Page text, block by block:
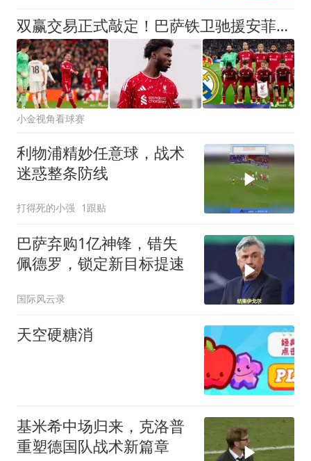
双赢交易正式敲定！巴萨铁卫驰援安菲尔德，利物浦补齐后防终极短板
小金视角看球赛
利物浦精妙任意球，战术
迷惑整条防线
打得死的小强 1跟贴
巴萨弃购1亿神锋，错失
佩德罗，锁定新目标提速
国际风云录
天空硬糖消
基米希中场归来，克洛普
重塑德国队战术新篇章